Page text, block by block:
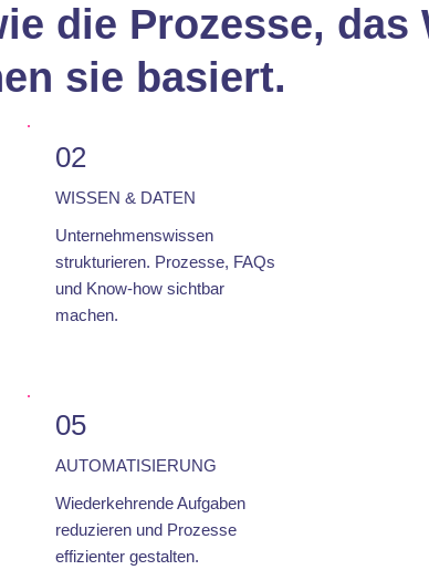
die Prozesse, das
sie basiert.
02
WISSEN & DATEN
Unternehmenswissen
strukturieren. Prozesse, FAQs
und Know-how sichtbar
machen.
05
AUTOMATISIERUNG
Wiederkehrende Aufgaben
reduzieren und Prozesse
effizienter gestalten.